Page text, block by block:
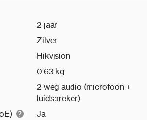
Hikvision-set van dit
2 jaar
Zilver
Hikvision
0.63 kg
2 weg audio (microfoon +
luidspreker)
Ja